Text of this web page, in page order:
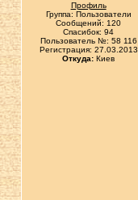
Профиль
Группа: Пользователи
Сообщений: 120
Спасибок: 94
Пользователь №: 58 116
Регистрация: 27.03.2013
Откуда: Киев